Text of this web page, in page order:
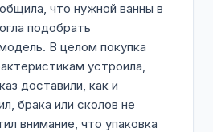
что нужной ванны в
подобрать
В целом покупка
устроила,
доставили, как и
брака или сколов не
внимание, что упаковка